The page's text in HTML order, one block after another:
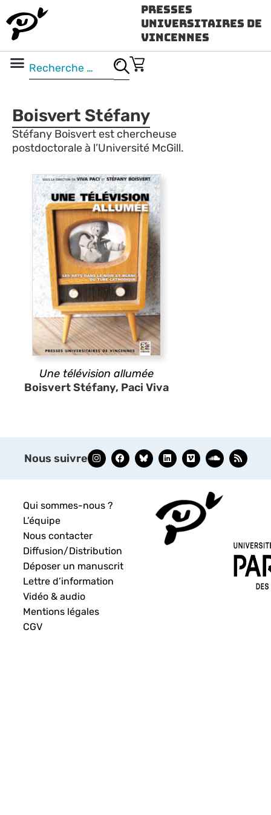
Presses
Universitaires de
Vincennes
Boisvert Stéfany
Stéfany Boisvert est chercheuse
postdoctorale à l’Université McGill.
Une télévision allumée
Boisvert Stéfany, Paci Viva
Nous suivre
Qui sommes-nous ?
L’équipe
Nous contacter
Diffusion/Distribution
Déposer un manuscrit
Lettre d’information
Vidéo & audio
Mentions légales
CGV